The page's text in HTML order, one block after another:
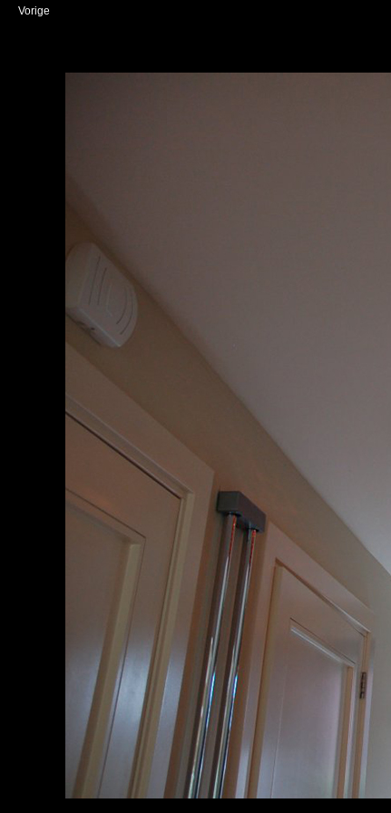
Vorige